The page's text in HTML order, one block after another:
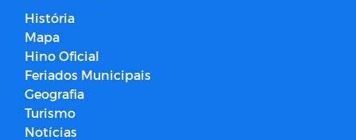
História
Mapa
Hino Oficial
Feriados Municipais
Geografia
Turismo
Notícias